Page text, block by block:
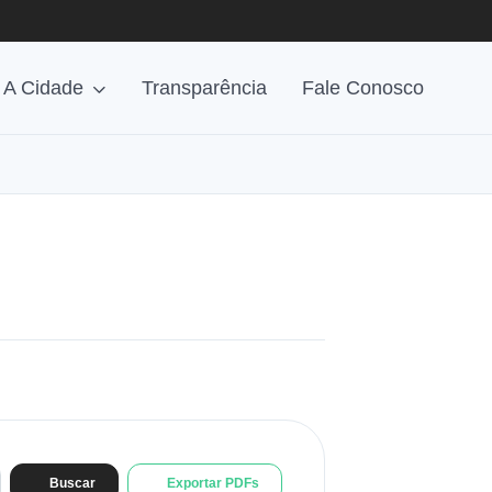
A Cidade Transparência Fale Conosco
Buscar Exportar PDFs